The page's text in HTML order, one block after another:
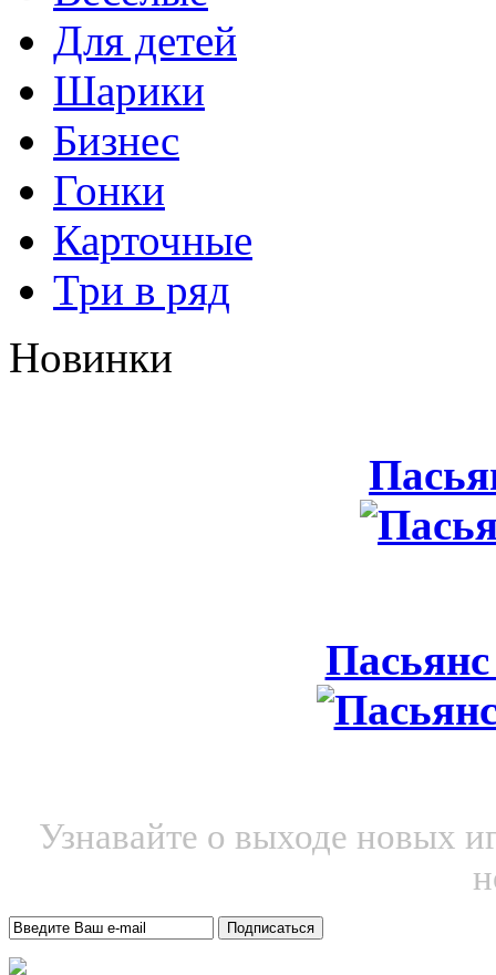
Для детей
Шарики
Бизнес
Гонки
Карточные
Три в ряд
Новинки
Узнавайте о выходе новых